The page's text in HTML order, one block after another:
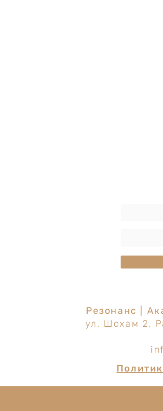
Резонанс |
ул. Шохам 2,